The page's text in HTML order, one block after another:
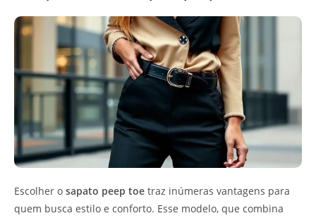
Escolher o sapato peep toe traz inúmeras vantagens para
quem busca estilo e conforto. Esse modelo, que combina